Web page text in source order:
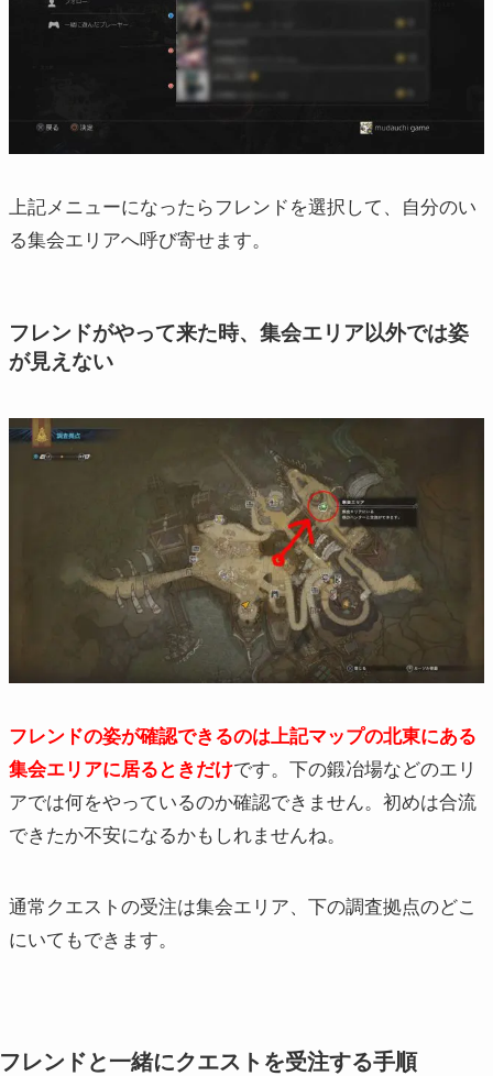
上記メニューになったらフレンドを選択して、自分のい
る集会エリアへ呼び寄せます。
フレンドがやって来た時、集会エリア以外では姿
が見えない
フレンドの姿が確認できるのは上記マップの北東にある
集会エリアに居るときだけです。下の鍛冶場などのエリ
アでは何をやっているのか確認できません。初めは合流
できたか不安になるかもしれませんね。
通常クエストの受注は集会エリア、下の調査拠点のどこ
にいてもできます。
フレンドと一緒にクエストを受注する手順